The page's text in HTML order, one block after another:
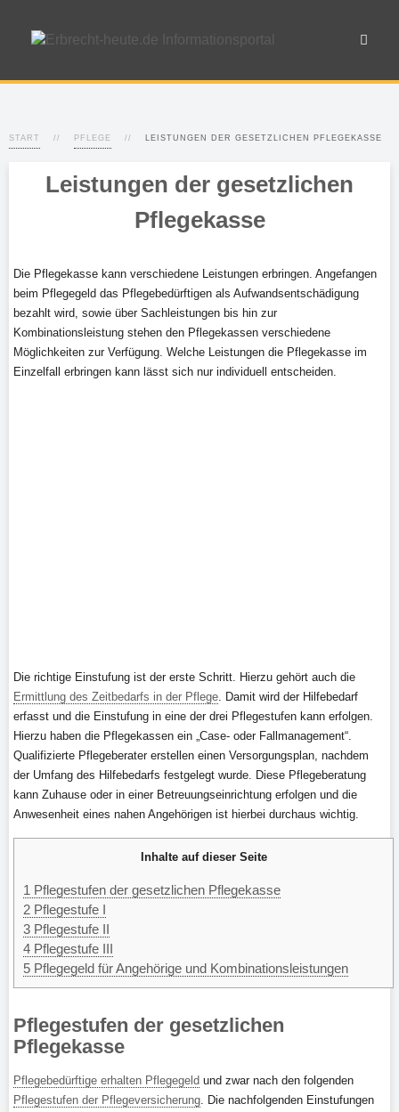
START PFLEGE LEISTUNGEN DER GESETZLICHEN PFLEGEKASSE
Leistungen der gesetzlichen
Pflegekasse
Die Pflegekasse kann verschiedene Leistungen erbringen. Angefangen
beim Pflegegeld das Pflegebedürftigen als Aufwandsentschädigung
bezahlt wird, sowie über Sachleistungen bis hin zur
Kombinationsleistung stehen den Pflegekassen verschiedene
Möglichkeiten zur Verfügung. Welche Leistungen die Pflegekasse im
Einzelfall erbringen kann lässt sich nur individuell entscheiden.
Die richtige Einstufung ist der erste Schritt. Hierzu gehört auch die
Ermittlung des Zeitbedarfs in der Pflege. Damit wird der Hilfebedarf
erfasst und die Einstufung in eine der drei Pflegestufen kann erfolgen.
Hierzu haben die Pflegekassen ein „Case- oder Fallmanagement“.
Qualifizierte Pflegeberater erstellen einen Versorgungsplan, nachdem
der Umfang des Hilfebedarfs festgelegt wurde. Diese Pflegeberatung
kann Zuhause oder in einer Betreuungseinrichtung erfolgen und die
Anwesenheit eines nahen Angehörigen ist hierbei durchaus wichtig.
Inhalte auf dieser Seite
1 Pflegestufen der gesetzlichen Pflegekasse
2 Pflegestufe I
3 Pflegestufe II
4 Pflegestufe III
5 Pflegegeld für Angehörige und Kombinationsleistungen
Pflegestufen der gesetzlichen
Pflegekasse
Pflegebedürftige erhalten Pflegegeld und zwar nach den folgenden
Pflegestufen der Pflegeversicherung. Die nachfolgenden Einstufungen